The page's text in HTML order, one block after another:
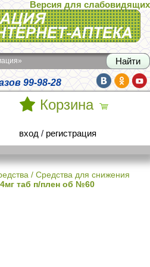
Версия для слабовидящих
99-98-28
Корзина
вход / регистрация
/ Средства для снижения
таб п/плен об №60